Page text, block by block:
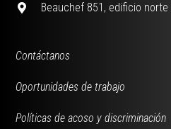
Beauchef 851, edificio
Contáctanos
Oportunidades de trabajo
Políticas de acoso y discriminación